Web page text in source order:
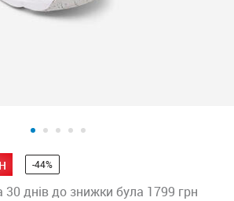
-44%
днів до знижки була 1799 грн